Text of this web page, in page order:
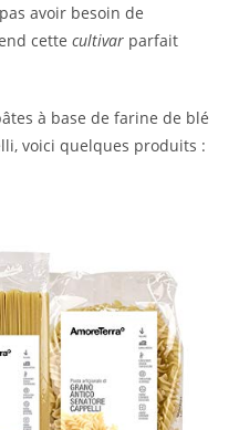
avoir besoin de
cettecultivar parfait
à base de farine de blé
voici quelques produits :